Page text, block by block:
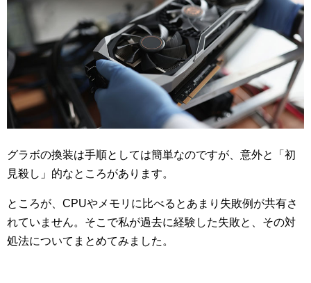
グラボの換装は手順としては簡単なのですが、意外と「初
見殺し」的なところがあります。
ところが、CPUやメモリに比べるとあまり失敗例が共有さ
れていません。そこで私が過去に経験した失敗と、その対
処法についてまとめてみました。